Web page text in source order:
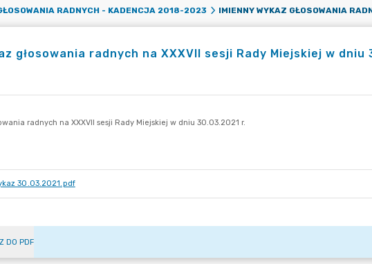
RADNYCH - KADENCJA 2018-2023
głosowania radnych na XXXVII sesji Rady Miejskiej w dniu
30.03.2021.pdf
DO PDF